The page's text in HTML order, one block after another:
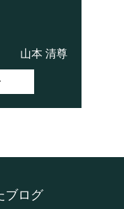
山本 清尊
ブログ